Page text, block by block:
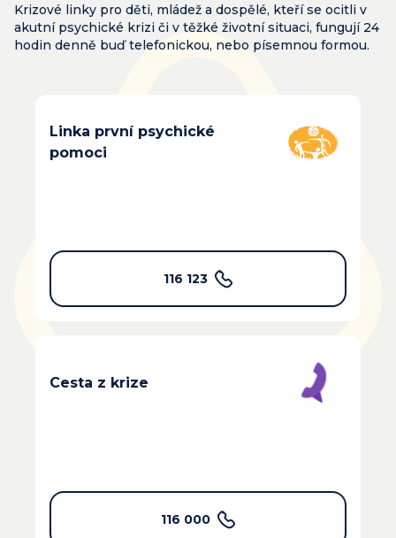
Krizové linky pro děti, mládež a dospělé, kteří se ocitli v
akutní psychické krizi či v těžké životní situaci, fungují 24
hodin denně buď telefonickou, nebo písemnou formou.
Linka první psychické
pomoci
116 123
Cesta z krize
116 000